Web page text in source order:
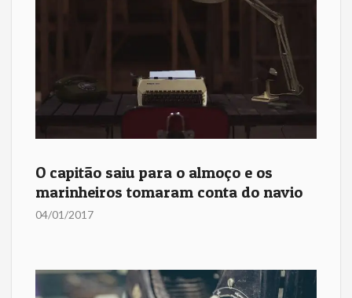
O capitão saiu para o almoço e os
marinheiros tomaram conta do navio
04/01/2017